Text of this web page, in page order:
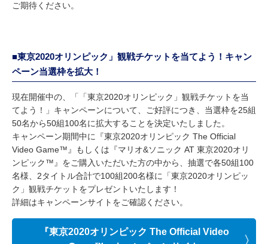
ご期待ください。
■東京2020オリンピック」観戦チケットを当てよう！キャン
ペーン当選枠を拡大！
現在開催中の、「「東京2020オリンピック」観戦チケットを当
てよう！」キャンペーンについて、ご好評につき、当選枠を25組
50名から50組100名に拡大することを決定いたしました。
キャンペーン期間中に『東京2020オリンピック The Official
Video Game™』もしくは『マリオ&ソニック AT 東京2020オリ
ンピック™』をご購入いただいた方の中から、抽選で各50組100
名様、2タイトル合計で100組200名様に「東京2020オリンピッ
ク」観戦チケットをプレゼントいたします！
詳細はキャンペーンサイトをご確認ください。
『東京2020オリンピック The Official Video